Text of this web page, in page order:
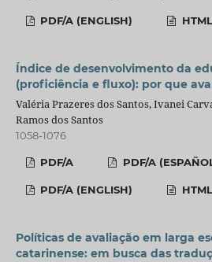
PDF/A (ENGLISH) HTML
Índice de desenvolvimento da
(proficiência e fluxo): por que
Valéria Prazeres dos Santos, Ivanei
Ramos dos Santos
1058-1076
PDF/A PDF/A
PDF/A (ENGLISH) HTML
Políticas de avaliação em larga
catarinense: em busca das